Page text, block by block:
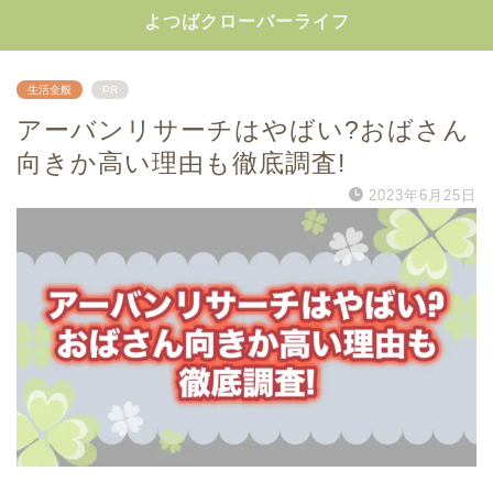
よつばクローバーライフ
生活全般 PR
アーバンリサーチはやばい?おばさん
向きか高い理由も徹底調査!
2023年6月25日